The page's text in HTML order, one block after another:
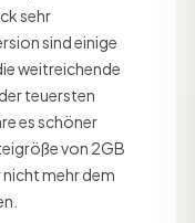
sehr
sind einige
weitreichende
teuersten
es schöner
von 2GB
mehr dem